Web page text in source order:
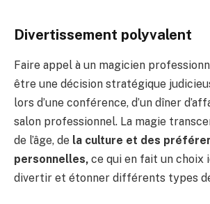
Divertissement polyvalent
Faire appel à un magicien
être une décision stratégique
lors d’une conférence, d’un dîner
salon professionnel. La magie
de l’âge, de la culture et des
personnelles, ce qui en fait un choix
divertir et étonner différents types